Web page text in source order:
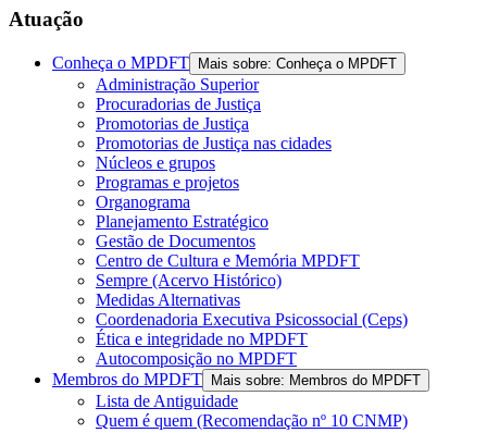
Atuação
Conheça o MPDFT Mais sobre: Conheça o MPDFT
Administração Superior
Procuradorias de Justiça
Promotorias de Justiça
Promotorias de Justiça nas cidades
Núcleos e grupos
Programas e projetos
Organograma
Planejamento Estratégico
Gestão de Documentos
Centro de Cultura e Memória MPDFT
Sempre (Acervo Histórico)
Medidas Alternativas
Coordenadoria Executiva Psicossocial (Ceps)
Ética e integridade no MPDFT
Autocomposição no MPDFT
Membros do MPDFT
Mais sobre: Membros do MPDFT
Lista de Antiguidade
Quem é quem (Recomendação nº 10 CNMP)